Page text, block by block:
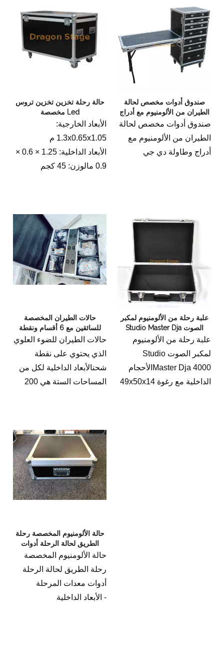
حالة رحلة تخزين تخزين تروس
Led مخصصة
الأبعاد الخارجية:
1.3x0.65x1.05 م
الأبعاد الداخلية: 1.25 × 0.6 ×
0.9 مالوزن: 45 كجم
لتخزين ونقل أنظمة تروس
مكدس LED.تُستخدم
أنظمة الجمالون المكدسة
LED بشكل شائع في مختلف
الأحداث والعروض لإنشاء
صندوق أدوات مخصص لحالة
الطيران من الألومنيوم مع أدراج
وطاولة دي جي
صندوق أدوات مخصص لحالة
الطيران من الألومنيوم مع
أدراج وطاولة دي جي
حالات الطيران المخصصة
للسائقين مع 6 أقسام ونقطة
شحن
حالات الطيران للضوء العلوي
الذي يحتوي على نقطة
شحنالأبعاد الداخلية لكل من
المساحات الستة هي 200
علبة رحلة من الألومنيوم لمكبر
الصوت Studio Master Dja
4000
علبة رحلة من الألومنيوم
لمكبر الصوت Studio
Master Dja 4000الأحجام
الداخلية مع رغوة 49x50x14
حالة الألومنيوم المخصصة رحلة
الطريق لحالة الرحلة أدوات
معدات المرحلة
حالة الألومنيوم المخصصة
رحلة الطريق لحالة الرحلة
أدوات معدات المرحلة
- الأبعاد الداخلية